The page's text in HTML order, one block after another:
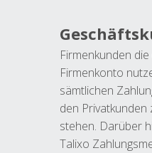
Firmenkunden
Firmenkonto
sämtlichen
den Privatkunden
stehen. Darüber
Talixo